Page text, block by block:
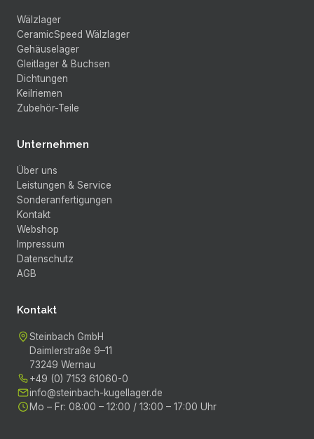
Wälzlager
CeramicSpeed Wälzlager
Gehäuselager
Gleitlager & Buchsen
Dichtungen
Keilriemen
Zubehör-Teile
Unternehmen
Über uns
Leistungen & Service
Sonderanfertigungen
Kontakt
Webshop
Impressum
Datenschutz
AGB
Kontakt
Steinbach GmbH
Daimlerstraße 9–11
73249 Wernau
+49 (0) 7153 61060-0
info@steinbach-kugellager.de
Mo – Fr: 08:00 – 12:00 / 13:00 – 17:00 Uhr